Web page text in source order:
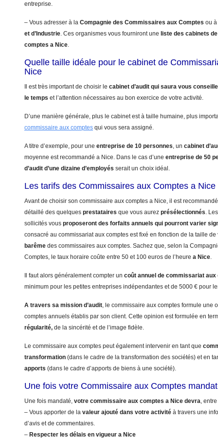
entreprise.
– Vous adresser à la Compagnie des Commissaires aux Comptes ou
et d’Industrie. Ces organismes vous fourniront une liste des cabinets
comptes a Nice.
Quelle taille idéale pour le cabinet de
Nice
Il est très important de choisir le cabinet d’audit qui saura vous
le temps et l’attention nécessaires au bon exercice de votre activité.
D’une manière générale, plus le cabinet est à taille humaine, plus
commissaire aux comptes qui vous sera assigné.
A titre d’exemple, pour une entreprise de 10 personnes, un cabinet
moyenne est recommandé a Nice. Dans le cas d’une entreprise de 50
d’audit d’une dizaine d’employés serait un choix idéal.
Les tarifs des Commissaires aux Comptes a Nice
Avant de choisir son commissaire aux comptes a Nice, il est
détaillé des quelques prestataires que vous aurez présélectionnés.
sollicités vous proposeront des forfaits annuels qui pourront varier
consacré au commissariat aux comptes est fixé en fonction de la taille
barême des commissaires aux comptes. Sachez que, selon la
Comptes, le taux horaire coûte entre 50 et 100 euros de l’heure a Nice.
Il faut alors généralement compter un coût annuel de commissariat aux
minimum pour les petites entreprises indépendantes et de 5000 € pour
A travers sa mission d’audit, le commissaire aux comptes formule une
comptes annuels établis par son client. Cette opinion est formulée en
régularité, de la sincérité et de l’image fidèle.
Le commissaire aux comptes peut également intervenir en tant que
transformation (dans le cadre de la transformation des sociétés) et en
apports (dans le cadre d’apports de biens à une société).
Une fois votre Commissaire aux Comptes
Une fois mandaté, votre commissaire aux comptes a Nice devra,
– Vous apporter de la valeur ajouté dans votre activité à travers une
d’avis et de commentaires.
– Respecter les délais en vigueur a Nice